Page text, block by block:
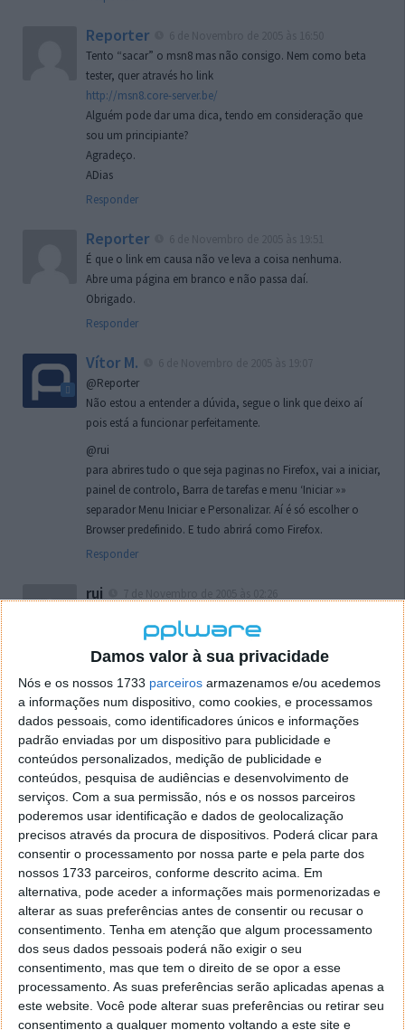
Damos valor à sua privacidade
Nós e os nossos 1733 parceiros armazenamos e/ou acedemos
a informações num dispositivo, como cookies, e processamos
dados pessoais, como identificadores únicos e informações
padrão enviadas por um dispositivo para publicidade e
conteúdos personalizados, medição de publicidade e
conteúdos, pesquisa de audiências e desenvolvimento de
serviços. Com a sua permissão, nós e os nossos parceiros
poderemos usar identificação e dados de geolocalização
precisos através da procura de dispositivos. Poderá clicar para
consentir o processamento por nossa parte e pela parte dos
nossos 1733 parceiros, conforme descrito acima. Em
alternativa, pode aceder a informações mais pormenorizadas e
alterar as suas preferências antes de consentir ou recusar o
consentimento. Tenha em atenção que algum processamento
dos seus dados pessoais poderá não exigir o seu
consentimento, mas que tem o direito de se opor a esse
processamento. As suas preferências serão aplicadas apenas a
este website. Você pode alterar suas preferências ou retirar seu
consentimento a qualquer momento voltando a este site e
Reporter
Tento “sacar” o msn8 mas não consigo. Nem como beta
tester, quer através ho link
http://msn8.core-server.be/
Alguém pode dar uma dica, tendo em consideração que
sou um principiante?
Agradeço.
ADias
Responder
Reporter
É que o link em causa não ve leva a coisa nenhuma.
Abre uma página em branco e não passa daí.
Obrigado.
Responder
Vítor M.
@Reporter
Não estou a entender a dúvida, segue o link que deixo aí
pois está a funcionar perfeitamente.
@rui
para abrires tudo o que seja paginas no Firefox, vai a iniciar,
painel de controlo, Barra de tarefas e menu ‘Iniciar »»
separador Menu Iniciar e Personalizar. Aí é só escolher o
Browser predefinido. E tudo abrirá como Firefox.
Responder
rui
localizaçao referida n se encontra la nada k me permita por
o firefox como browser predefenido
Ja percorri o painel
tentei apagar o explorer na tentativa de forçar o uso do
firefox mas em vao. Kaso te lembres de outra dica fico
agradecido, caso contrario obrigado a mesma
Responder
Vítor M.
7 de Novembro de 2005 às 01:39
@Reporter
Desculpa mas o link funciona. Seja como for segue por mail
o MSn Messenger 8.
Responder
Vítor M.
@Rui
Tens de encontrar o que te falei. Faz da seguinte maneira,
janela iniciar e no topo dessa janela com o botão direito do
rato faz propriedades. Depois no separador Menu ‘Iniciar’
clica no botão ‘Personalizar’ aí encontrarás no separador